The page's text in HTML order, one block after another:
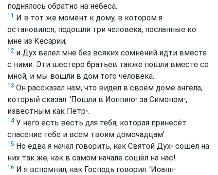
поднялось обратно на небеса.
11
И в тот же момент к дому, в котором я
остановился, подошли три человека, посланные ко
мне из Кесарии;
12 и Дух велел мне без всяких сомнений идти вместе
с ними. Эти шестеро братьев также пошли вместе со
мной, и мы вошли в дом того человека.
13 Он рассказал нам, что видел в своём доме ангела,
который сказал: 'Пошли в Иоппию* за Симоном*,
известным как Петр*.
14У него есть весть для тебя, которая принесёт
спасение тебе и всем твоим домочадцам'.
15 Но едва я начал говорить, как Святой Дух* сошёл на
них так же, как в самом начале сошёл на нас!
16 И я вспомнил, как Господь говорил: 'Иоанн*